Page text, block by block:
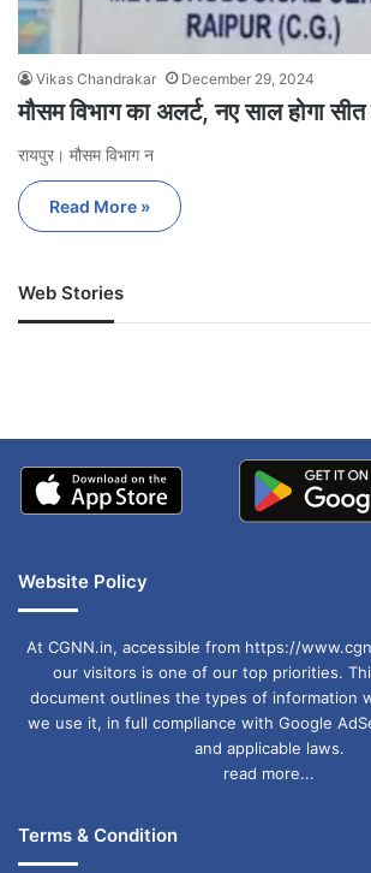
Vikas Chandrakar December 29, 2024
मौसम विभाग का अलर्ट, नए साल होगा
रायपुर। मौसम विभाग न
Read More »
Web Stories
जम्मू-कश्मीर में बारिश से
अपडेट
खाई में
Website Policy
At CGNN.in, accessible from https://
our visitors is one of our top priorities.
document outlines the types of information
we use it, in full compliance with Google
and applicable laws.
read more...
Terms & Condition